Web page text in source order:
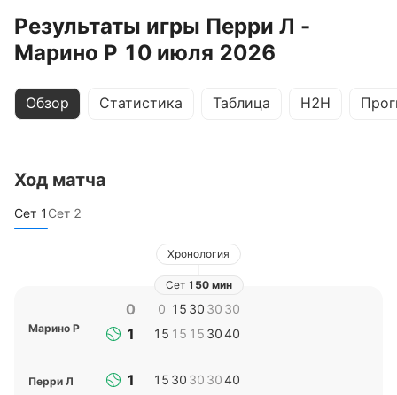
Результаты игры Перри Л -
Марино Р 10 июля 2026
Обзор Статистика Таблица H2H
Ход матча
Сет 1 Сет 2
Хронология
Сет 1 50 мин
Марино Р
0
1
0
15
15
15
30
15
30
30
30
40
Перри Л
1
15 30 30 3040